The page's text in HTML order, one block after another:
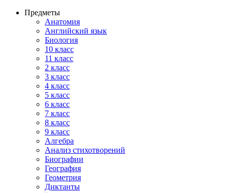
Предметы
Анатомия
Английский язык
Биология
10 класс
11 класс
2 класс
3 класс
4 класс
5 класс
6 класс
7 класс
8 класс
9 класс
Алгебра
Анализ стихотворений
Биографии
География
Геометрия
Диктанты